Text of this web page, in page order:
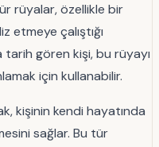
rüyalar, özellikle bir
etmeye çalıştığı
gören kişi, bu rüyayı
için kullanabilir.
kişinin kendi hayatında
sağlar. Bu tür